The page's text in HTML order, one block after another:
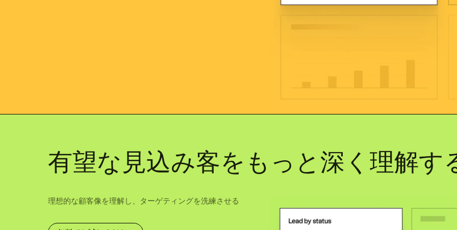
有望な見込み客をもっと深く理解す
理想的な顧客像を理解し、ターゲティングを洗練させる